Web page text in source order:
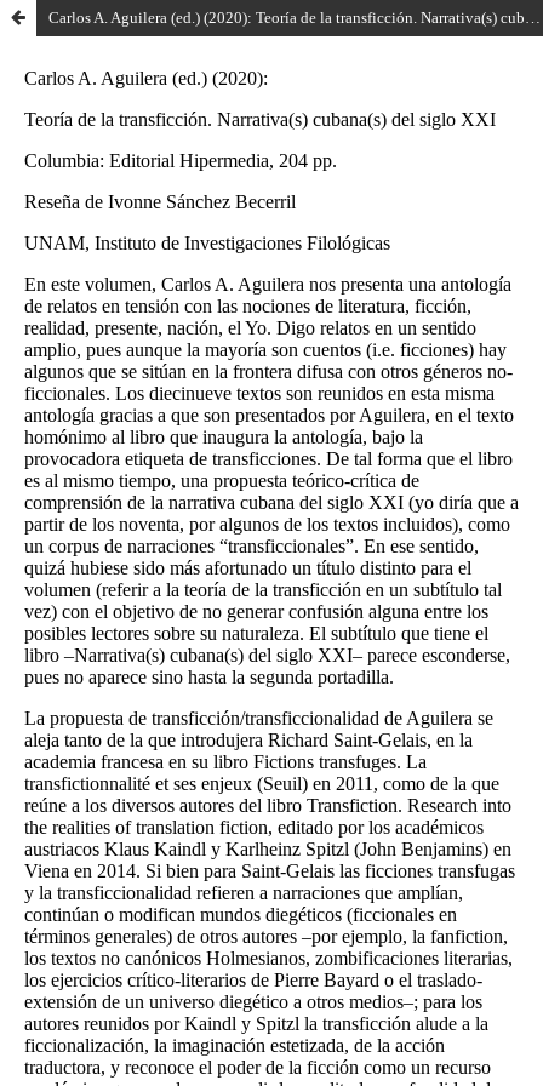
Carlos A. Aguilera (ed.) (2020): Teoría de la transficción. Narrativa(s) cubana(s) del siglo XXI